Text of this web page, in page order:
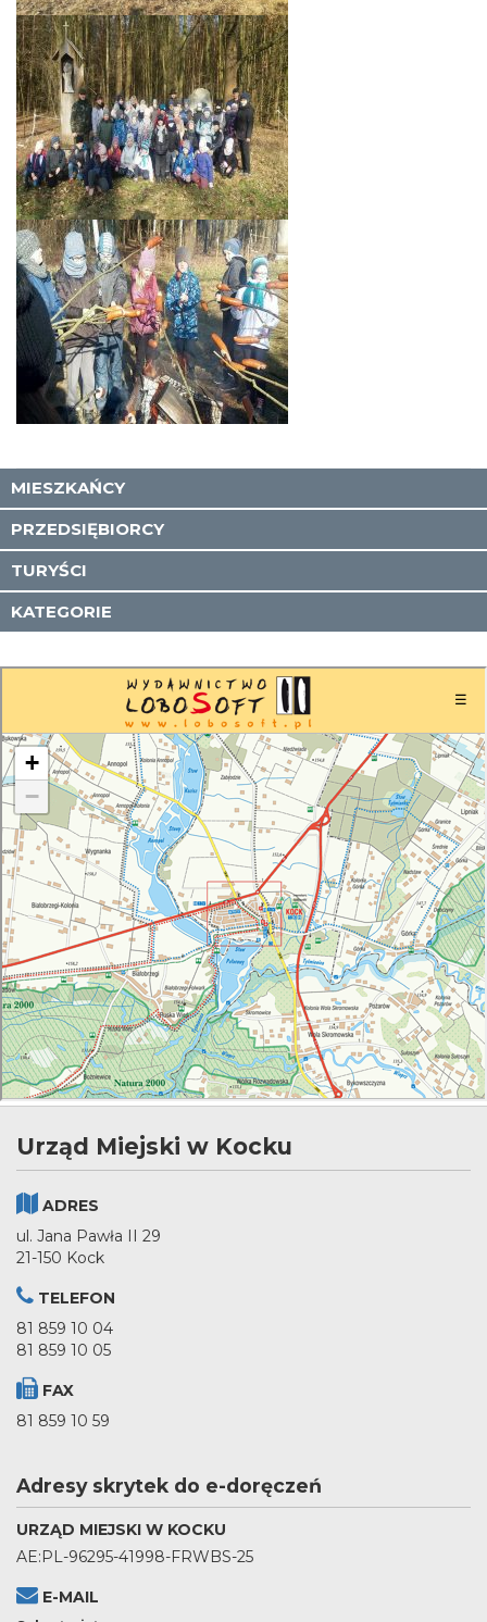
MIESZKAŃCY
PRZEDSIĘBIORCY
TURYŚCI
KATEGORIE
Urząd Miejski w Kocku
ADRES
ul. Jana Pawła II 29
21-150 Kock
TELEFON
81 859 10 04
81 859 10 05
FAX
81 859 10 59
Adresy skrytek do e-doręczeń
URZĄD MIEJSKI W KOCKU
AE:PL-96295-41998-FRWBS-25
E-MAIL